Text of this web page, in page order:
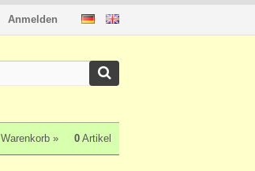
Anmelden
Warenkorb » 0 Artikel